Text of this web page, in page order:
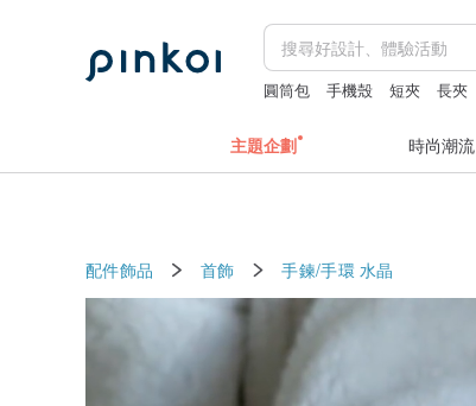
圓筒包 手機殼 短夾 長夾
主題企劃 時尚潮流
配件飾品 首飾 手鍊/手環 水晶